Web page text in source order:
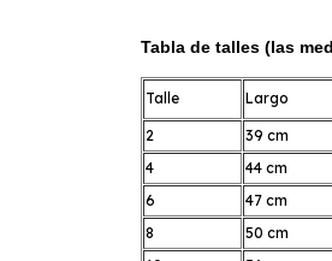
Tabla de talles (las
Talle Largo
2 39 cm
4
44 cm
6
47 cm
8
50 cm